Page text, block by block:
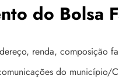
do Bolsa
renda, composição
do município/